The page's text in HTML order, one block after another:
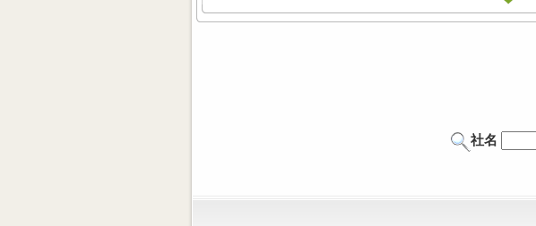
社名